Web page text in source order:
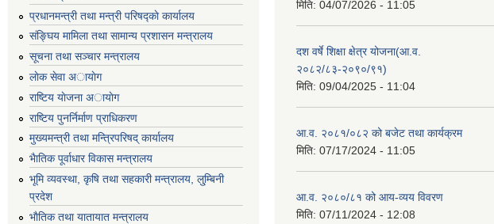
प्रधानमन्त्री तथा मन्त्री परिषद्काे कार्यालय
संङ्घिय मामिला तथा सामान्य प्रशासन मन्त्रालय
सूचना तथा सञ्चार मन्त्रालय
लाेक सेवा अायाेग
राष्टिय याेजना अायाेग
राष्टिय पुनर्निर्माण प्राधिकरण
मुख्यमन्त्री तथा मन्त्रिपरिषद् कार्यालय
भैातिक पूर्वाधार विकास मन्त्रालय
भूमि व्यवस्था, कृषि तथा सहकारी मन्त्रालय, लु्म्बिनी
प्रदेश
भाैतिक तथा यातायात मन्त्रालय
मिति: 04/07/2026 - 11:05
दश वर्षे शिक्षा क्षेत्र योजना(आ.व.
२०८२/८३-२०९०/९१)
मिति: 09/04/2025 - 11:04
आ.व. २०८१/०८२ को बजेट तथा कार्यक्रम
मिति: 07/17/2024 - 11:05
आ.व. २०८०/८१ को आय-व्यय विवरण
मिति: 07/11/2024 - 12:08